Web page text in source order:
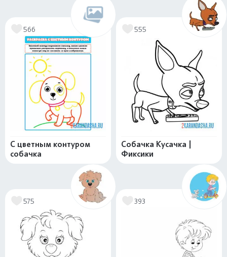
566
С цветным контуром
собачка
555
Собачка Кусачка |
Фиксики
575 393